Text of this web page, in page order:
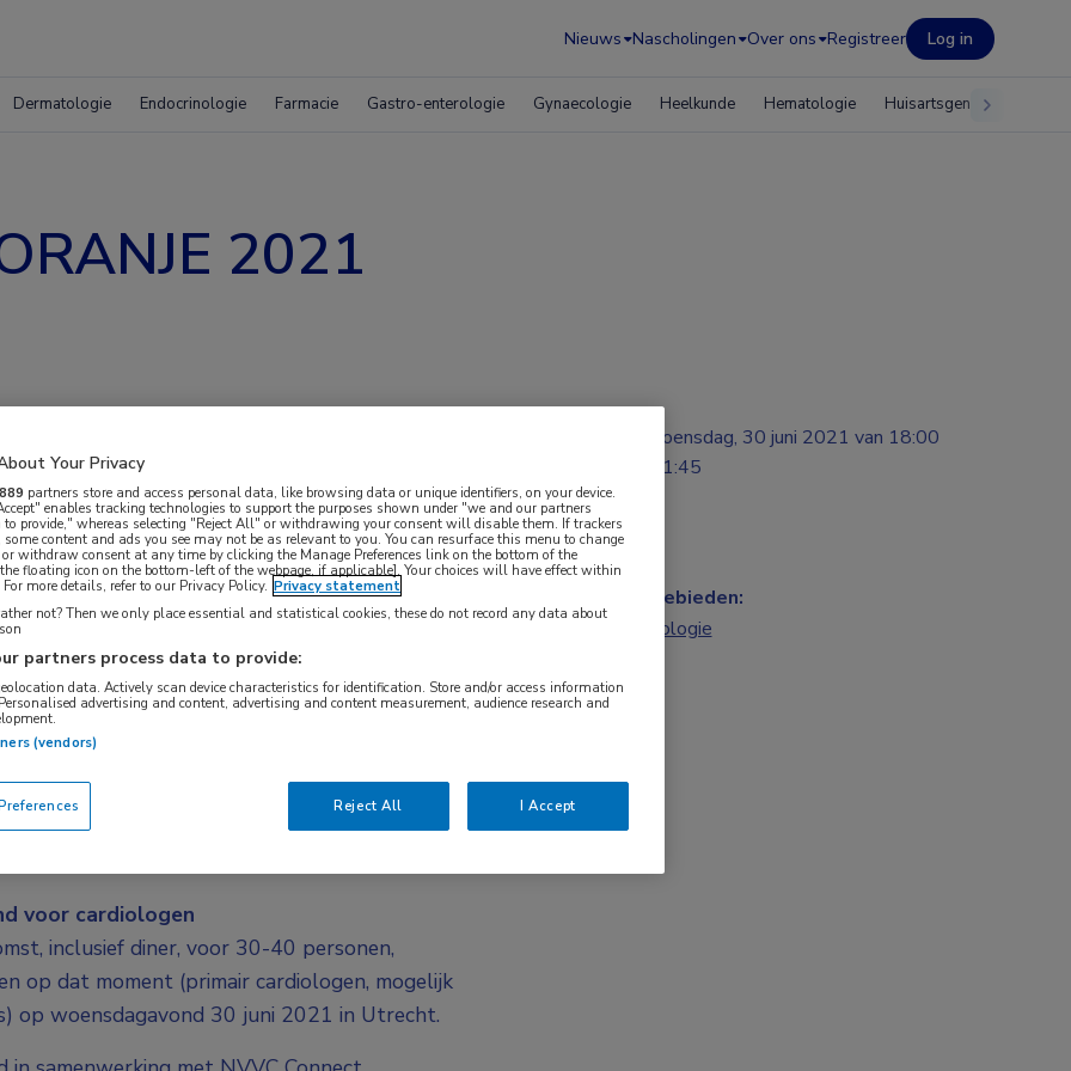
Nieuws Nascholingen Over ons Registreer Log in
Dermatologie Endocrinologie Farmacie Gastro-enterologie Gynaecologie Heelkunde Hematologie Huisartsgeneeskunde
2021
voor inschrijving.
organiseert Springer Healthcare samen
in ORANJE.
introduceren we dit concept nu voor het
biedt de gelegenheid om de nieuwste
wat deze betekenen voor de cardiologiepraktijk
stof voor discussie weer dit jaar.
voor cardiologen
inclusief diner, voor 30-40 personen,
op dat moment (primair cardiologen, mogelijk
op woensdagavond 30 juni 2021 in Utrecht.
woensdag, 30 juni 2021 van 18:00
tot 21:45
Vakgebieden:
Cardiologie
Your Privacy
889 partners store and access personal data, like browsing data or unique identifiers, on your device.
enables tracking technologies to support the purposes shown under "we and our partners
to provide," whereas selecting "Reject All" or withdrawing your consent will disable them. If trackers
some content and ads you see may not be as relevant to you. You can resurface this menu to change
or withdraw consent at any time by clicking the Manage Preferences link on the bottom of the
floating icon on the bottom-left of the webpage, if applicable]. Your choices will have effect within
more details, refer to our Privacy Policy. Privacy statement
not? Then we only place essential and statistical cookies, these do not record any data about
partners process data to provide:
data. Actively scan device characteristics for identification. Store and/or access information
advertising and content, advertising and content measurement, audience research and
(vendors)
Reject All I Accept